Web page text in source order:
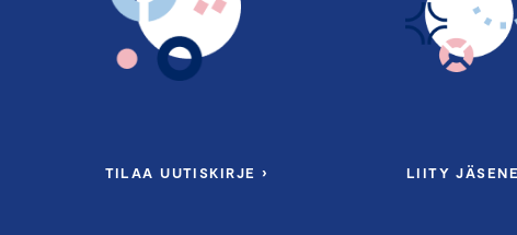
TILAA UUTISKIRJE › LIITY